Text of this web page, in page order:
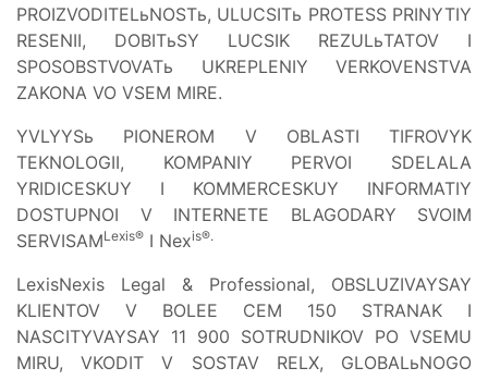
PROIZVODITELьNOSTь, ULUCSITь PROTESS PRINYTIY
RESENII, DOBITьSY LUCSIK REZULьTATOV I
SPOSOBSTVOVATь UKREPLENIY VERKOVENSTVA
ZAKONA VO VSEM MIRE.
YVLYYSь PIONEROM V OBLASTI TIFROVYK
TEKNOLOGII, KOMPANIY PERVOI SDELALA
YRIDICESKUY I KOMMERCESKUY INFORMATIY
DOSTUPNOI V INTERNETE BLAGODARY SVOIM
SERVISAMLexis® I Nexis®.
LexisNexis Legal & Professional, OBSLUZIVAYSAY
KLIENTOV V BOLEE CEM 150 STRANAK I
NASCITYVAYSAY 11 900 SOTRUDNIKOV PO VSEMU
MIRU, VKODIT V SOSTAV RELX, GLOBALьNOGO